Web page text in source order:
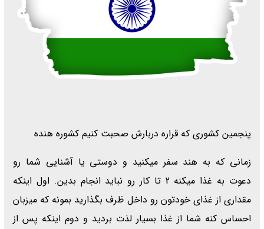
پنجمین کشوری که قراره دربارش صحبت کنیم کشوره هنده
زمانی که به هند سفر میکنید و دوستی یا آشنایی شما رو
دعوت به غذا میکنه 2 تا کار رو نباید انجام بدین. اول اینکه
مقداری از غذای خودتون رو داخل ظرف بگذارید بمونه که میزبان
احساس کنه شما از غذا بسیار لذت بردید و دوم اینکه پس از